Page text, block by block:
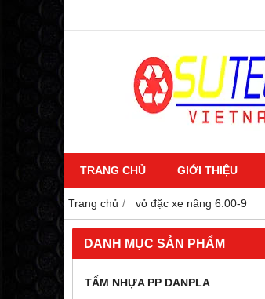
TRANG CHỦ GIỚI THIỆU
Trang chủ vỏ đặc xe nâng 6.00-9
DANH MỤC SẢN PHẨM
TẤM NHỰA PP DANPLA